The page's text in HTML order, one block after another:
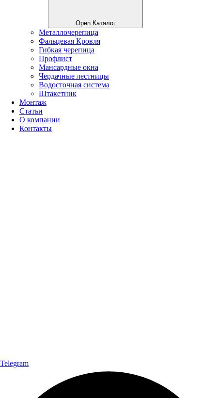
Open Каталог
Металлочерепица
Фальцевая Кровля
Гибкая черепица
Профлист
Мансардные окна
Чердачные лестницы
Водосточная система
Штакетник
Монтаж
Статьи
О компании
Контакты
Telegram